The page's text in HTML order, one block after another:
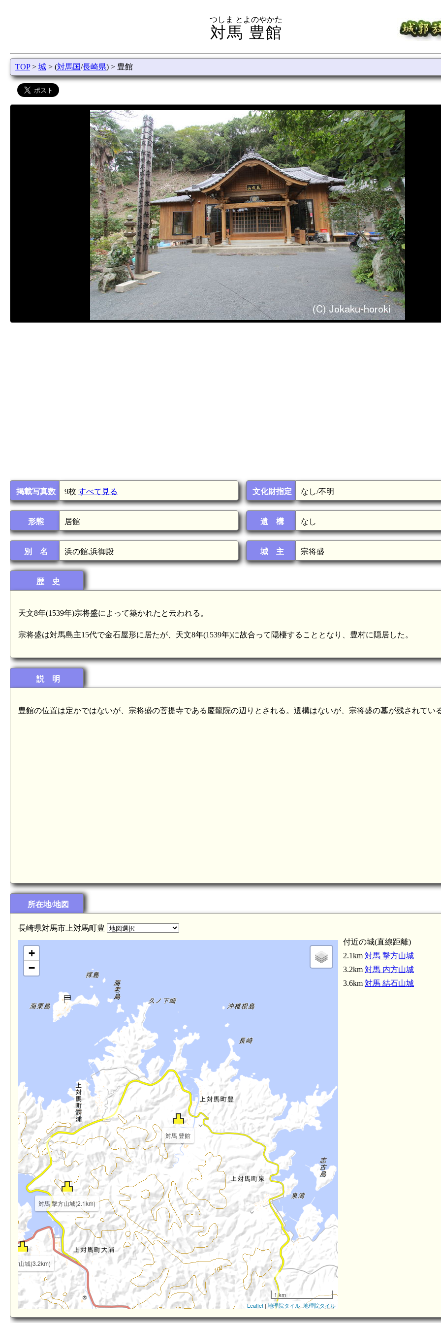
対馬 豊館
つしま とよのやかた
TOP> 城 > (対馬国/長崎県) > 豊館
掲載写真数 9枚 すべて見る
形態 居館
別 名 浜の館,浜御殿
文化財指定 なし/不明
遺 構 なし
城 主 宗将盛
歴 史
天文8年(1539年)宗将盛によって築かれたと云われる。
宗将盛は対馬島主15代で金石屋形に居たが、天文8年(1539年)に故合って隠棲することとなり、豊村に隠居した。
説 明
豊館の位置は定かではないが、宗将盛の菩提寺である慶龍院の辺りとされる。遺構はないが、宗将盛の墓が残されてい
所在地/地図
長崎県対馬市上対馬町豊
対馬 豊館
対馬 撃方山城(2.1km)
内方山城(3.2km)
+
−
1 km
Leaflet | 地理院タイル, 地理院タイル
付近の城(直線距離)
2.1km 対馬 撃方山城
3.2km 対馬 内方山城
3.6km 対馬 結石山城